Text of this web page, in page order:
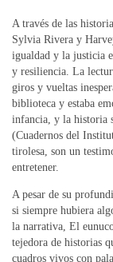
A través de las
Sylvia Rivera y
igualdad y la justicia
y resiliencia. La
giros y vueltas
biblioteca y estaba
infancia, y la historia
(Cuadernos del
tirolesa, son un
entretener.
A pesar de su
si siempre hubiera
la narrativa, El
tejedora de historias
cuadros vivos con